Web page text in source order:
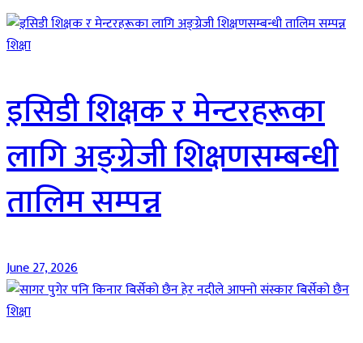
शिक्षा
इसिडी शिक्षक र मेन्टरहरूका
लागि अङ्ग्रेजी शिक्षणसम्बन्धी
तालिम सम्पन्न
June 27, 2026
शिक्षा